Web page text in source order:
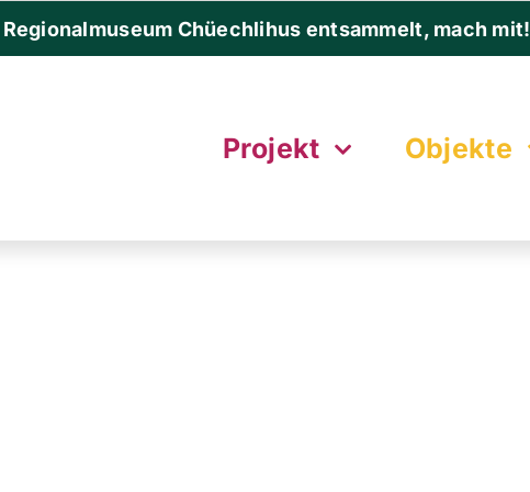
Regionalmuseum Chüechlihus entsammelt, mach mit!
Projekt Objekte